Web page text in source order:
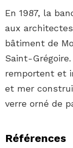
En 1987, la
aux
bâtiment de
Saint-
remportent et
et mer
verre orné de
Références